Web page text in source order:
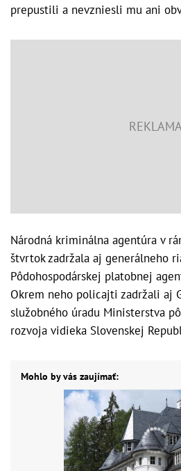
prepustili a nevzniesli mu ani
Národná kriminálna agentúra v
štvrtok zadržala aj generálneho
Pôdohospodárskej platobnej
Okrem neho policajti zadržali aj
služobného úradu Ministerstva
rozvoja vidieka Slovenskej
Mohlo by vás zaujímať: